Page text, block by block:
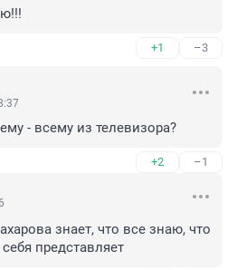
+1 –3
- всему из телевизора?
+2 –1
знает, что все знаю, что
представляет